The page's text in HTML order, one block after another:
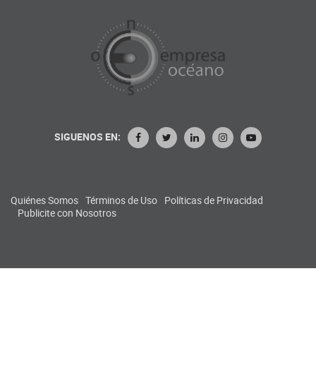
SIGUENOS EN:
Quiénes Somos Términos de Uso Políticas de Privacidad
Publicite con Nosotros